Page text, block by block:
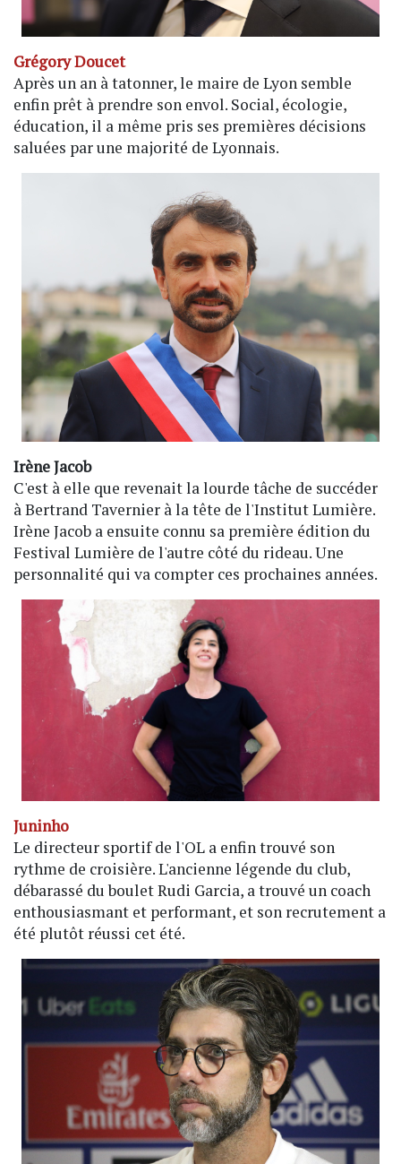
Grégory Doucet
Après un an à tatonner, le maire de Lyon semble
enfin prêt à prendre son envol. Social, écologie,
éducation, il a même pris ses premières décisions
saluées par une majorité de Lyonnais.
Irène Jacob
C'est à elle que revenait la lourde tâche de succéder
à Bertrand Tavernier à la tête de l'Institut Lumière.
Irène Jacob a ensuite connu sa première édition du
Festival Lumière de l'autre côté du rideau. Une
personnalité qui va compter ces prochaines années.
Juninho
Le directeur sportif de l'OL a enfin trouvé son
rythme de croisière. L'ancienne légende du club,
débarassé du boulet Rudi Garcia, a trouvé un coach
enthousiasmant et performant, et son recrutement a
été plutôt réussi cet été.